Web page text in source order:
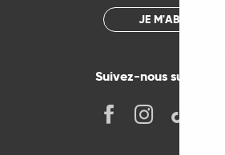
JE M'ABONNE
Suivez-nous sur les